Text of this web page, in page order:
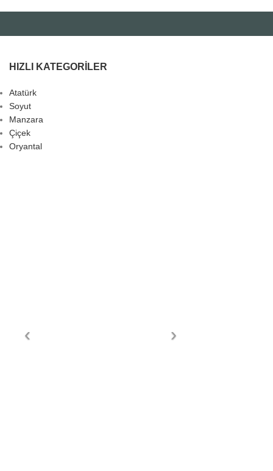
HIZLI KATEGORILER
Atatürk
Soyut
Manzara
Çiçek
Oryantal